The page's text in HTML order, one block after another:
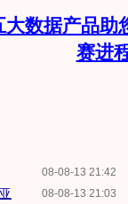
数据产品助
赛进
08-08-13 21:42
08-08-13 21:03